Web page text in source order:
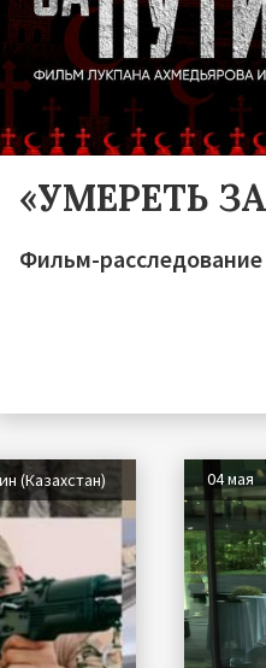
«УМЕРЕТЬ
Фильм-расследование
(Казахстан) 04 мая